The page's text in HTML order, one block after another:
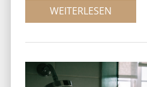
WEITERLESEN